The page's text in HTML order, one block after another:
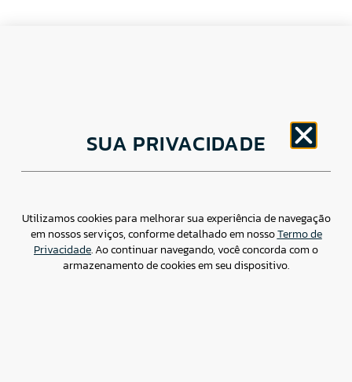
Av. Brigadeiro Faria Lima, 1779 – 5oAndar Jardim
Paulistano, São Paulo/ SP – CEP: 01452-914
Assessoria de imprensa: imprensa@csdbr.com
SUA PRIVACIDADE
Utilizamos cookies para melhorar sua experiência de navegação
em nossos serviços, conforme detalhado em nossoTermo de
Privacidade. Ao continuar navegando, você concorda com o
armazenamento de cookies em seu dispositivo.